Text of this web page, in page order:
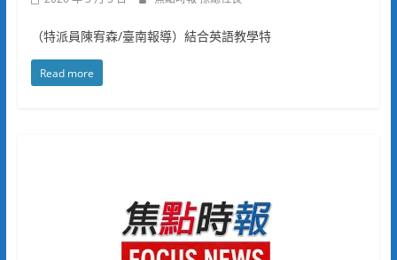
（特派員陳宥森/臺南報導）結合英語教學特
Read more